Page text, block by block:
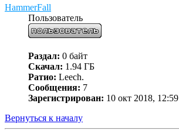
HammerFall
Пользователь
Раздал: 0 байт
Скачал: 1.94 ГБ
Ратио: Leech.
Сообщения: 7
Зарегистрирован: 10 окт 2018, 12:59
Вернуться к началу